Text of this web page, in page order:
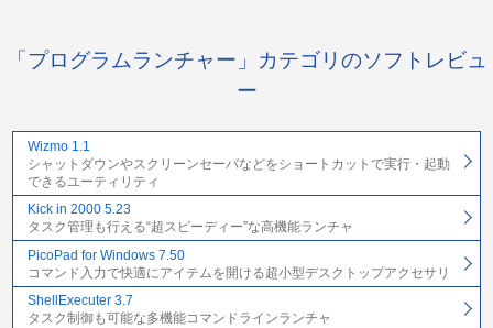
「プログラムランチャー」カテゴリのソフトレビュ
ー
Wizmo 1.1
シャットダウンやスクリーンセーバなどをショートカットで実行・起動
できるユーティリティ
Kick in 2000 5.23
タスク管理も行える“超スピーディー”な高機能ランチャ
PicoPad for Windows 7.50
コマンド入力で快適にアイテムを開ける超小型デスクトップアクセサリ
ShellExecuter 3.7
タスク制御も可能な多機能コマンドラインランチャ